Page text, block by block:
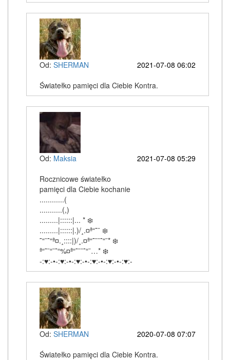
Od: SHERMAN
2021-07-08 06:02
Światełko pamięci dla Ciebie Kontra.
Od: Maksia
2021-07-08 05:29
Rocznicowe światełko
pamięci dla Ciebie kochanie
............(
...........(,)
.........|::::::|... * ❄️
.........|::::::|.)/¸.¤ª“˜¨ ❄️
˜“¨˜“ª¤.¸::::|)/¸.¤ª“˜¨¨˜“¨* ❄️
ª“˜¨“¨˜“%¤ª“˜¨¨˜“¨…* ❄️
-:♥:-•-:♥:-•-:♥:-•-:♥:-•-:♥:-•-:♥:-
Od: SHERMAN
2020-07-08 07:07
Światełko pamięci dla Ciebie Kontra.